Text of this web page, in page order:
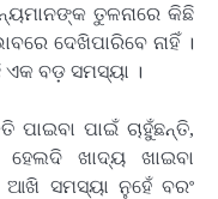
ତୁଳନାରେ କିଛି
ଦେଖିପାରିବେ ନାହିଁ ।
ଏକ ବଡ଼ ସମସ୍ୟା ।
ପାଇଁ ଚାହୁଁଛନ୍ତି,
ହେଲଦି ଖାଦ୍ୟ ଖାଇବା
ଆଖି ସମସ୍ୟା ନୁହେଁ ବରଂ